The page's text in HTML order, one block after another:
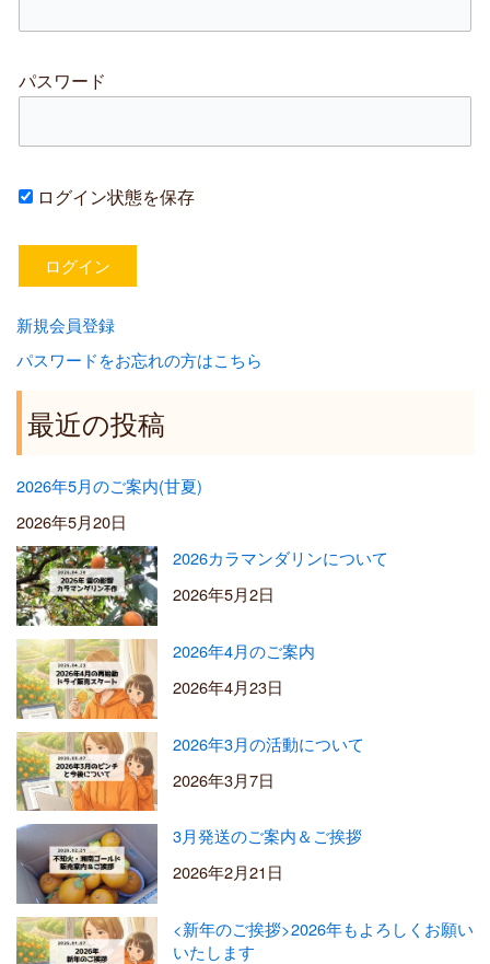
パスワード
ログイン状態を保存
新規会員登録
パスワードをお忘れの方はこちら
最近の投稿
2026年5月のご案内(甘夏)
2026年5月20日
2026カラマンダリンについて
2026年5月2日
2026年4月のご案内
2026年4月23日
2026年3月の活動について
2026年3月7日
3月発送のご案内＆ご挨拶
2026年2月21日
<新年のご挨拶>2026年もよろしくお願い
いたします